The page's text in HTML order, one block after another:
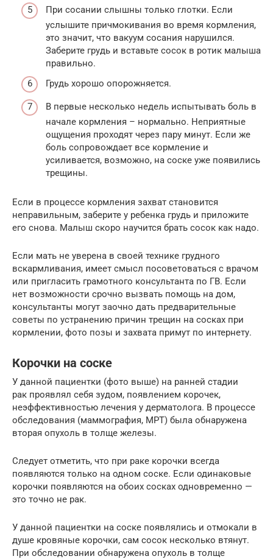
При сосании слышны только глотки. Если
услышите причмокивания во время кормления,
это значит, что вакуум сосания нарушился.
Заберите грудь и вставьте сосок в ротик малыша
правильно.
Грудь хорошо опорожняется.
В первые несколько недель испытывать боль в
начале кормления – нормально. Неприятные
ощущения проходят через пару минут. Если же
боль сопровождает все кормление и
усиливается, возможно, на соске уже появились
трещины.
Если в процессе кормления захват становится
неправильным, заберите у ребенка грудь и приложите
его снова. Малыш скоро научится брать сосок как надо.
Если мать не уверена в своей технике грудного
вскармливания, имеет смысл посоветоваться с врачом
или пригласить грамотного консультанта по ГВ. Если
нет возможности срочно вызвать помощь на дом,
консультанты могут заочно дать предварительные
советы по устранению причин трещин на сосках при
кормлении, фото позы и захвата примут по интернету.
Корочки на соске
У данной пациентки (фото выше) на ранней стадии
рак проявлял себя зудом, появлением корочек,
неэффективностью лечения у дерматолога. В процессе
обследования (маммография, МРТ) была обнаружена
вторая опухоль в толще железы.
Следует отметить, что при раке корочки всегда
появляются только на одном соске. Если одинаковые
корочки появляются на обоих сосках одновременно —
это точно не рак.
У данной пациентки на соске появлялись и отмокали в
душе кровяные корочки, сам сосок несколько втянут.
При обследовании обнаружена опухоль в толще